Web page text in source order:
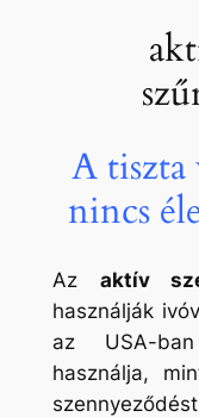
A
nincs
Az aktív
használják
az USA-
használja,